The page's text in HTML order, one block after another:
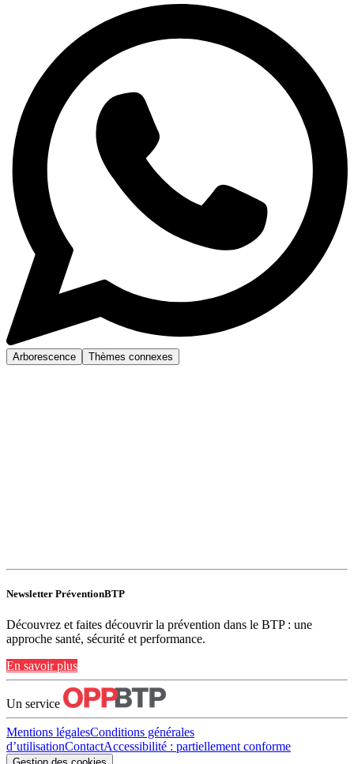
Arborescence Thèmes connexes
Newsletter PréventionBTP
Découvrez et faites découvrir la prévention dans le BTP : une
approche santé, sécurité et performance.
En savoir plus
Un service
Mentions légalesConditions générales
d’utilisationContactAccessibilité : partiellement conforme